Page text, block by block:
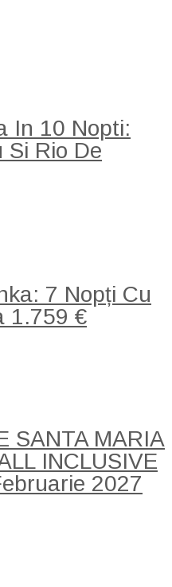
In 10 Nopti:
Si Rio De
7 Nopți Cu
1.759 €
SANTA MARIA
INCLUSIVE
2027